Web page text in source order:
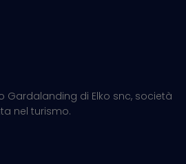
Gardalanding di Elko snc, società
nel turismo.